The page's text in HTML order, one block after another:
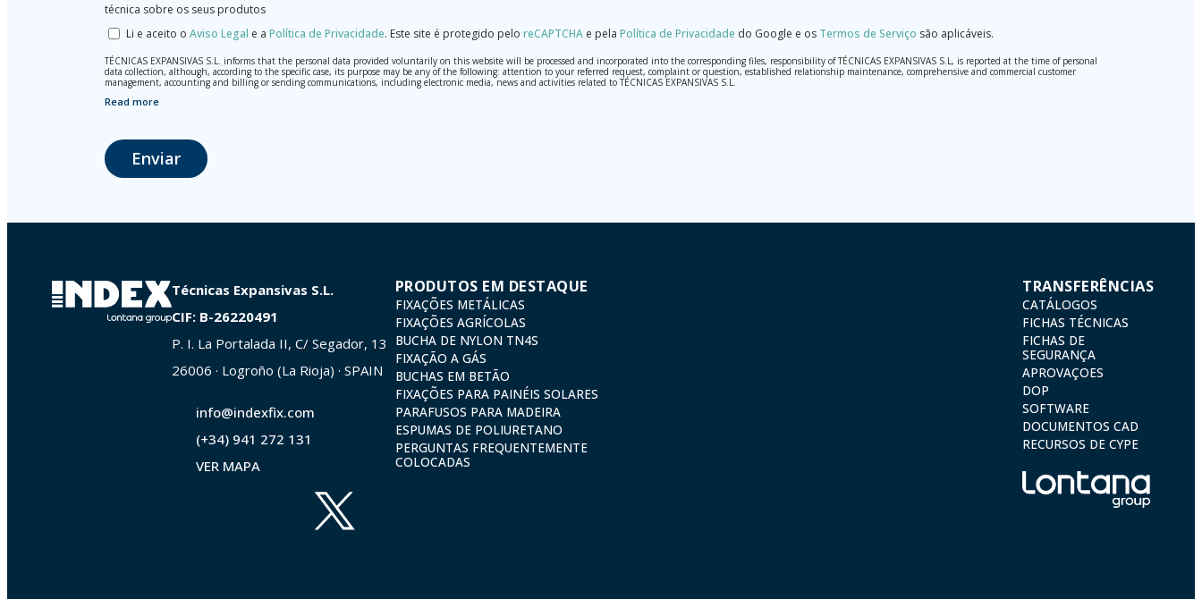
técnica sobre os seus produtos
Li e aceito o Aviso Legal e a Política de Privacidade. Este site é protegido pelo reCAPTCHA e pela Política de Privacidade do Google e os Termos de Serviço são aplicáveis.
TÉCNICAS EXPANSIVAS S.L. informs that the personal data provided voluntarily on this website will be processed and incorporated into the corresponding files, responsibility of TÉCNICAS EXPANSIVAS S.L, is reported at the time of personal
data collection, although, according to the specific case, its purpose may be any of the following: attention to your referred request, complaint or question, established relationship maintenance, comprehensive and commercial customer
management, accounting and billing or sending communications, including electronic media, news and activities related to TÉCNICAS EXPANSIVAS S.L.
The data in our files are strictly confidential and shall be treated with the utmost confidentiality and shall comply with all the requirements provided for the General Data Protection Regulation (GDPR) 2016.
The user may at any time exercise their rights of access, rectification, cancellation and opposition under the provisions of the General Data Protection Regulation (GDPR) 2016 by sending a letter together with a photocopy of your ID, to P.I.
La Portalada II | c/ Segador 13, 26006 | Logroño (La Rioja).
Read more
Enviar
Técnicas Expansivas S.L.
CIF: B-26220491
P. I. La Portalada II, C/ Segador, 13
26006 · Logroño (La Rioja) · SPAIN
info@indexfix.com
(+34) 941 272 131
VER MAPA
PRODUTOS EM DESTAQUE
FIXAÇÕES METÁLICAS
FIXAÇÕES AGRÍCOLAS
BUCHA DE NYLON TN4S
FIXAÇÃO A GÁS
BUCHAS EM BETÃO
FIXAÇÕES PARA PAINÉIS SOLARES
PARAFUSOS PARA MADEIRA
ESPUMAS DE POLIURETANO
PERGUNTAS FREQUENTEMENTE
COLOCADAS
TRANSFERÊNCIAS
CATÁLOGOS
FICHAS TÉCNICAS
FICHAS DE
SEGURANÇA
APROVAÇOES
DOP
SOFTWARE
DOCUMENTOS CAD
RECURSOS DE CYPE